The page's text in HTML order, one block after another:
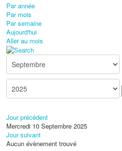
Par année
Par mois
Par semaine
Aujourd'hui
Aller au mois
Jour précédent
Mercredi 10 Septembre 2025
Jour suivant
Aucun évènement trouvé